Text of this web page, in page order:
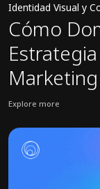
Identidad Visual y
Cómo
Mercados
Explore more
View Naos case